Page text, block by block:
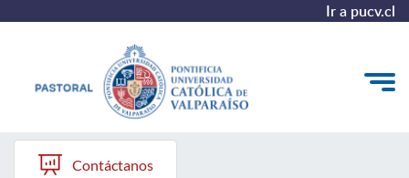
Ir a pucv.cl
Quiénes somos
Contáctanos
Pastoral PUCV